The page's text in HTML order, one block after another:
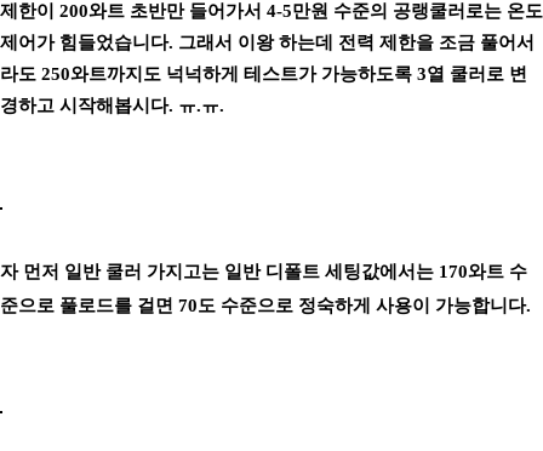
제한이 200와트 초반만 들어가서 4-5만원 수준의 공랭쿨러로는 온도
제어가 힘들었습니다. 그래서 이왕 하는데 전력 제한을 조금 풀어서
라도 250와트까지도 넉넉하게 테스트가 가능하도록 3열 쿨러로 변
경하고 시작해봅시다. ㅠ.ㅠ.
자 먼저 일반 쿨러 가지고는 일반 디폴트 세팅값에서는 170와트 수
준으로 풀로드를 걸면 70도 수준으로 정숙하게 사용이 가능합니다.